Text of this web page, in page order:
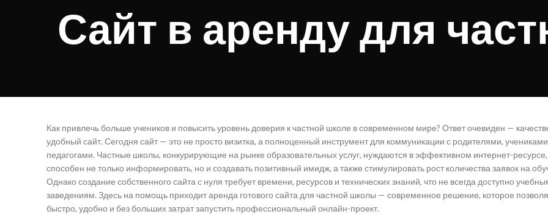
Сайт в аренду для
Как привлечь больше учеников и повысить уровень доверия к частной школе в современном мире? Ответ очевиден —
удобный сайт. Сегодня сайт — это не просто визитка, а полноценный инструмент для коммуникации с родителями,
педагогами. Частные школы, конкурирующие на рынке образовательных услуг, нуждаются в эффективном интернет-
способен не только информировать, но и создавать позитивный имидж, а также стимулировать рост количества заявок на
Однако создание собственного сайта с нуля требует времени, ресурсов и технических знаний, что не всегда доступно
заведениям. Здесь на помощь приходит аренда готового сайта для частной школы — современное решение, которое
быстро, удобно и без больших затрат запустить профессиональный онлайн-проект.